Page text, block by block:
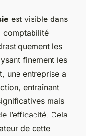
est visible dans
comptabilité
les
finement les
une entreprise a
entraînant
mais
l’efficacité. Cela
de cette